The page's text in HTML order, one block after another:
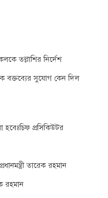
তল্লাশির নির্দেশ
বক্তব্যের সুযোগ কেন দিল
হবেঃচিফ প্রসিকিউটর
তারেক রহমান
রহমান